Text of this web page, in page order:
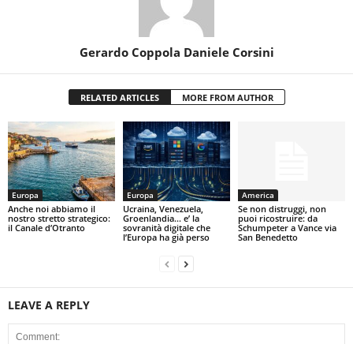
Gerardo Coppola Daniele Corsini
RELATED ARTICLES MORE FROM AUTHOR
Europa
Anche noi abbiamo il
nostro stretto strategico:
il Canale d’Otranto
Europa
Ucraina, Venezuela,
Groenlandia… e’ la
sovranità digitale che
l’Europa ha già perso
America
Se non distruggi, non
puoi ricostruire: da
Schumpeter a Vance via
San Benedetto
LEAVE A REPLY